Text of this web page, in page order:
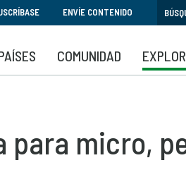
ENVÍE CONTENIDO
COMUNIDAD
micro,